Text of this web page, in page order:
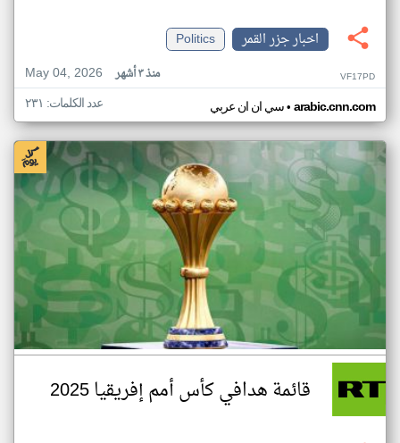
اخبار جزر القمر
Politics
May 04, 2026
منذ ٣ أشهر VF17PD
سي ان ان عربي• arabic.cnn.com عدد الكلمات: ٢٣١
قائمة هدافي كأس أمم إفريقيا 2025